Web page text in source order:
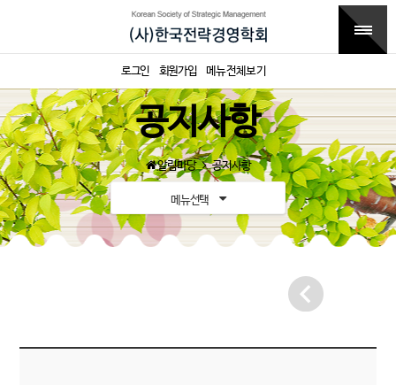
로그인 회원가입 메뉴전체보기
공지사항
알림마당 공지사항
메뉴선택